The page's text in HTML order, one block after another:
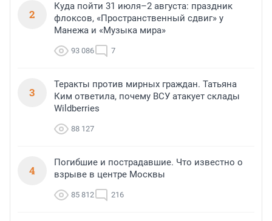
2
Куда пойти 31 июля–2 августа: праздник
флоксов, «Пространственный сдвиг» у
Манежа и «Музыка мира»
93 086 7
3
Теракты против мирных граждан. Татьяна
Ким ответила, почему ВСУ атакует склады
Wildberries
88 127
4
Погибшие и пострадавшие. Что известно о
взрыве в центре Москвы
85 812 216